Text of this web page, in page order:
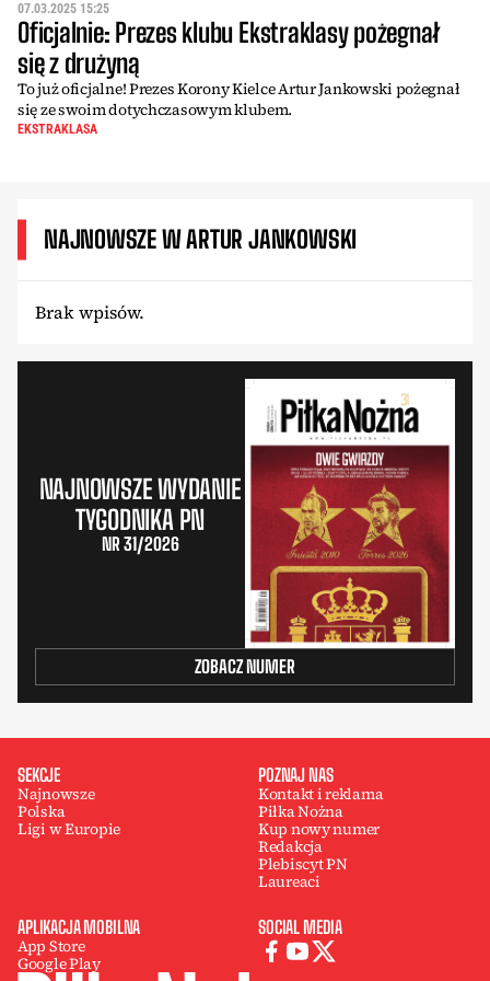
07.03.2025 15:25
Oficjalnie: Prezes klubu Ekstraklasy pożegnał
się z drużyną
To już oficjalne! Prezes Korony Kielce Artur Jankowski pożegnał
się ze swoim dotychczasowym klubem.
EKSTRAKLASA
NAJNOWSZE W ARTUR JANKOWSKI
Brak wpisów.
NAJNOWSZE WYDANIE
TYGODNIKA PN
NR 31/2026
ZOBACZ NUMER
SEKCJE
Najnowsze
Polska
Ligi w Europie
POZNAJ NAS
Kontakt i reklama
Piłka Nożna
Kup nowy numer
Redakcja
Plebiscyt PN
Laureaci
APLIKACJA MOBILNA
App Store
Google Play
SOCIAL MEDIA